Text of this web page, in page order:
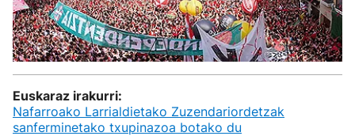
Euskaraz irakurri:
Nafarroako Larrialdietako Zuzendariordetzak
sanferminetako txupinazoa botako du